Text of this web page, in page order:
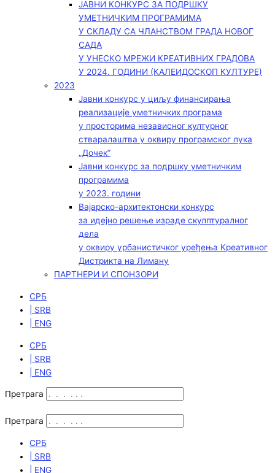
ЈАВНИ КОНКУРС ЗА ПОДРШКУ
УМЕТНИЧКИМ ПРОГРАМИМА
У СКЛАДУ СА ЧЛАНСТВОМ ГРАДА НОВОГ
САДА
У УНЕСКО МРЕЖИ КРЕАТИВНИХ ГРАДОВА
У 2024. ГОДИНИ (КАЛЕИДОСКОП КУЛТУРЕ)
2023
Јавни конкурс у циљу финансирања
реализације уметничких програма
у просторима независног културног
стваралаштва у оквиру програмског лука
„Дочек”
Јавни конкурс за подршку уметничким
програмима
у 2023. години
Вајарско-архитектонски конкурс
за идејно решење израде скулптуралног
дела
у оквиру урбанистичког уређења Креативног
Дистрикта на Лиману
ПАРТНЕРИ И СПОНЗОРИ
СРБ
| SRB
| ENG
СРБ
| SRB
| ENG
Претрага
Претрага
СРБ
| SRB
| ENG